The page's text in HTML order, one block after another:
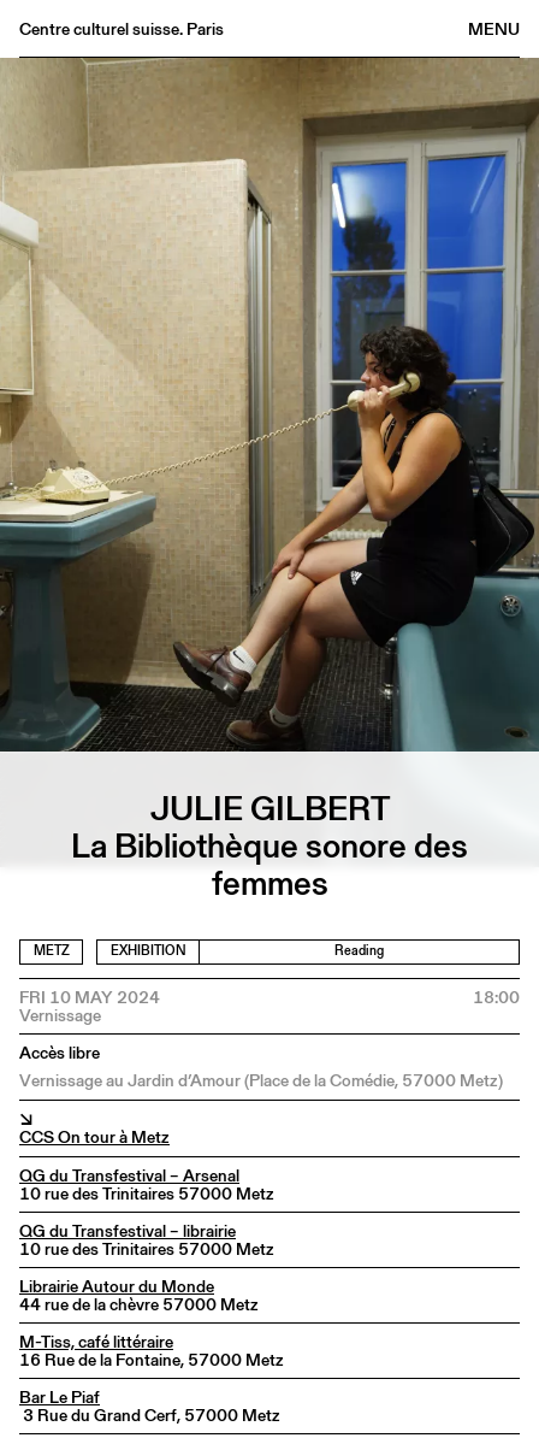
MENU
Centre culturel suisse. Paris
Archives
Medias
Publications
About
FR
JULIE GILBERT
La Bibliothèque sonore des
femmes
METZ EXHIBITION Reading
FRI 10 MAY 2024 18:00
Accès libre
Vernissage au Jardin d’Amour (Place de la Comédie, 57000 Metz)
↘
CCS On tour à Metz
QG du Transfestival – Arsenal
10 rue des Trinitaires 57000 Metz
QG du Transfestival – librairie
10 rue des Trinitaires 57000 Metz
Librairie Autour du Monde
44 rue de la chèvre 57000 Metz
M-Tiss, café littéraire
16 Rue de la Fontaine, 57000 Metz
Bar Le Piaf
3 Rue du Grand Cerf, 57000 Metz